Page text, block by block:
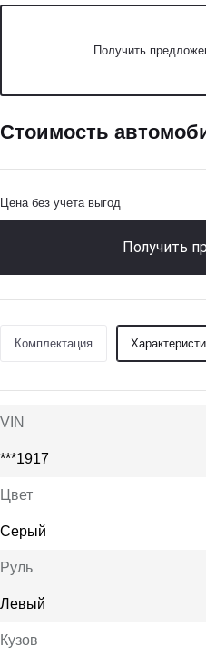
Получить
Стоимость
Цена без учета выгод
Получить
Комплектация
VIN
***1917
Цвет
Серый
Руль
Левый
Кузов